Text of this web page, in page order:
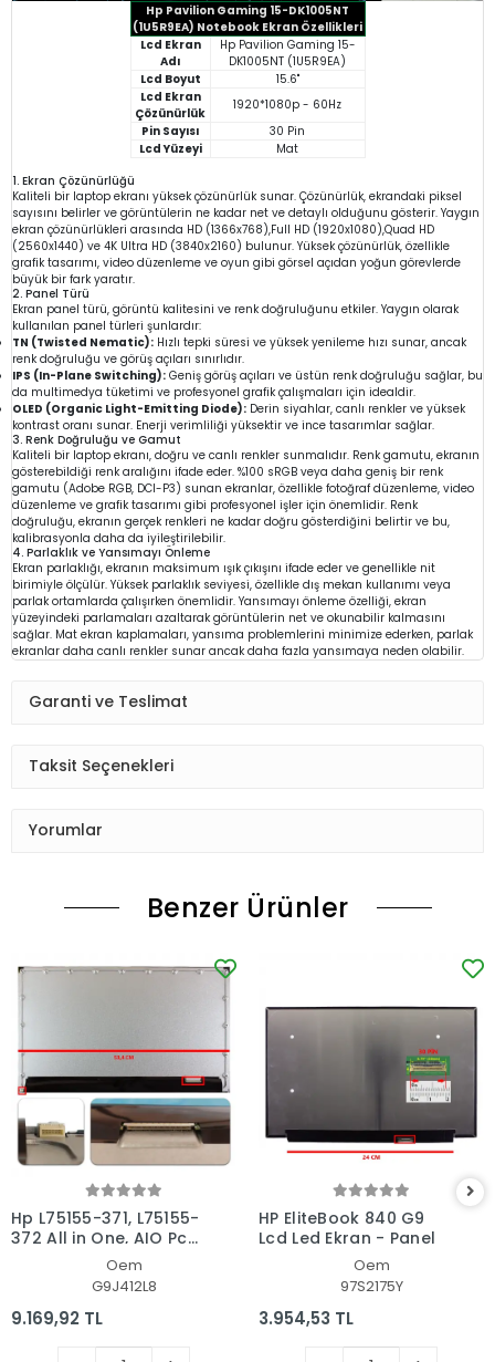
Hp Pavilion Gaming 15-DK1005NT
(1U5R9EA) Notebook Ekran Özellikleri
Lcd Ekran
Adı
Hp Pavilion Gaming 15-
DK1005NT (1U5R9EA)
Lcd Boyut
15.6"
Lcd Ekran
Çözünürlük
1920*1080p - 60Hz
Pin Sayısı
30 Pin
Lcd Yüzeyi
Mat
1. Ekran Çözünürlüğü
Kaliteli bir laptop ekranı yüksek çözünürlük sunar. Çözünürlük, ekrandaki piksel
sayısını belirler ve görüntülerin ne kadar net ve detaylı olduğunu gösterir. Yaygın
ekran çözünürlükleri arasında HD (1366x768),Full HD (1920x1080),Quad HD
(2560x1440) ve 4K Ultra HD (3840x2160) bulunur. Yüksek çözünürlük, özellikle
grafik tasarımı, video düzenleme ve oyun gibi görsel açıdan yoğun görevlerde
büyük bir fark yaratır.
2. Panel Türü
Ekran panel türü, görüntü kalitesini ve renk doğruluğunu etkiler. Yaygın olarak
kullanılan panel türleri şunlardır:
TN (Twisted Nematic): Hızlı tepki süresi ve yüksek yenileme hızı sunar, ancak
renk doğruluğu ve görüş açıları sınırlıdır.
IPS (In-Plane Switching): Geniş görüş açıları ve üstün renk doğruluğu sağlar, bu
da multimedya tüketimi ve profesyonel grafik çalışmaları için idealdir.
OLED (Organic Light-Emitting Diode): Derin siyahlar, canlı renkler ve yüksek
kontrast oranı sunar. Enerji verimliliği yüksektir ve ince tasarımlar sağlar.
3. Renk Doğruluğu ve Gamut
Kaliteli bir laptop ekranı, doğru ve canlı renkler sunmalıdır. Renk gamutu, ekranın
gösterebildiği renk aralığını ifade eder. %100 sRGB veya daha geniş bir renk
gamutu (Adobe RGB, DCI-P3) sunan ekranlar, özellikle fotoğraf düzenleme, video
düzenleme ve grafik tasarımı gibi profesyonel işler için önemlidir. Renk
doğruluğu, ekranın gerçek renkleri ne kadar doğru gösterdiğini belirtir ve bu,
kalibrasyonla daha da iyileştirilebilir.
4. Parlaklık ve Yansımayı Önleme
Ekran parlaklığı, ekranın maksimum ışık çıkışını ifade eder ve genellikle nit
birimiyle ölçülür. Yüksek parlaklık seviyesi, özellikle dış mekan kullanımı veya
parlak ortamlarda çalışırken önemlidir. Yansımayı önleme özelliği, ekran
yüzeyindeki parlamaları azaltarak görüntülerin net ve okunabilir kalmasını
sağlar. Mat ekran kaplamaları, yansıma problemlerini minimize ederken, parlak
ekranlar daha canlı renkler sunar ancak daha fazla yansımaya neden olabilir.
Garanti ve Teslimat
Taksit Seçenekleri
Yorumlar
Benzer Ürünler
Hp L75155-371, L75155-
372 All in One, AIO Pc
Ekran - PanelOem
G9J412L8
9.169,92 TL
HP EliteBook 840 G9
Lcd Led Ekran - Panel
Oem
97S2175Y
3.954,53 TL